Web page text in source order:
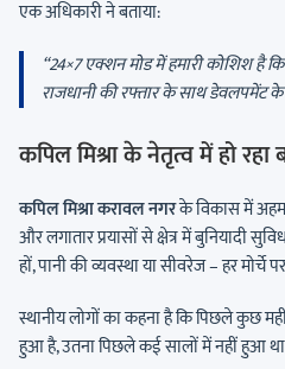
एक अधिकारी ने बताया:
“24×7 एक्शन मोड में हमारी कोशिश है
राजधानी की रफ्तार के साथ डेवलपमेंट के
कपिल मिश्रा के नेतृत्व में हो रहा
कपिल मिश्रा करावल नगरके विकास में अहम
और लगातार प्रयासों से क्षेत्र में बुनियादी
हों, पानी की व्यवस्था या सीवरेज – हर मोर्चे
स्थानीय लोगों का कहना है कि पिछले कुछ
हुआ है, उतना पिछले कई सालों में नहीं हुआ